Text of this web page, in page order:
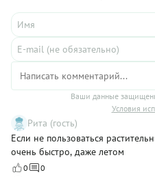
Ваши данные
Условия
Рита (гость)
Если не пользоваться
очень быстро, даже летом
0 0